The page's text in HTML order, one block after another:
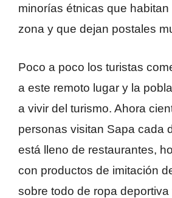
minorías étnicas que
zona y que dejan postales
Poco a poco los turistas
a este remoto lugar y la
a vivir del turismo. Ahora
personas visitan Sapa cada
está lleno de restaurantes,
con productos de imitación
sobre todo de ropa